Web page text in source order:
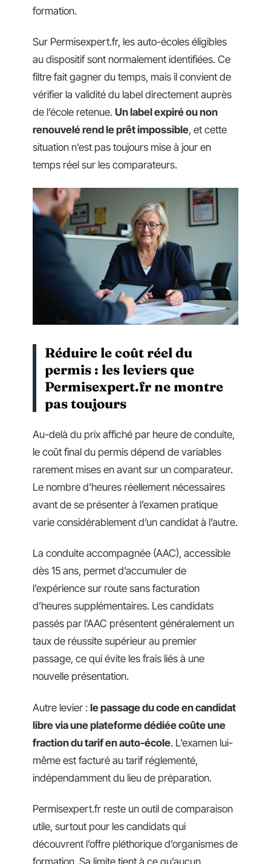
formation.
Sur Permisexpert.fr, les auto-écoles éligibles
au dispositif sont normalement identifiées. Ce
filtre fait gagner du temps, mais il convient de
vérifier la validité du label directement auprès
de l’école retenue. Un label expiré ou non
renouvelé rend le prêt impossible, et cette
situation n’est pas toujours mise à jour en
temps réel sur les comparateurs.
Réduire le coût réel du
permis : les leviers que
Permisexpert.fr ne montre
pas toujours
Au-delà du prix affiché par heure de conduite,
le coût final du permis dépend de variables
rarement mises en avant sur un comparateur.
Le nombre d’heures réellement nécessaires
avant de se présenter à l’examen pratique
varie considérablement d’un candidat à l’autre.
La conduite accompagnée (AAC), accessible
dès 15 ans, permet d’accumuler de
l’expérience sur route sans facturation
d’heures supplémentaires. Les candidats
passés par l’AAC présentent généralement un
taux de réussite supérieur au premier
passage, ce qui évite les frais liés à une
nouvelle présentation.
Autre levier : le passage du code en candidat
libre via une plateforme dédiée coûte une
fraction du tarif en auto-école. L’examen lui-
même est facturé au tarif réglementé,
indépendamment du lieu de préparation.
Permisexpert.fr reste un outil de comparaison
utile, surtout pour les candidats qui
découvrent l’offre pléthorique d’organismes de